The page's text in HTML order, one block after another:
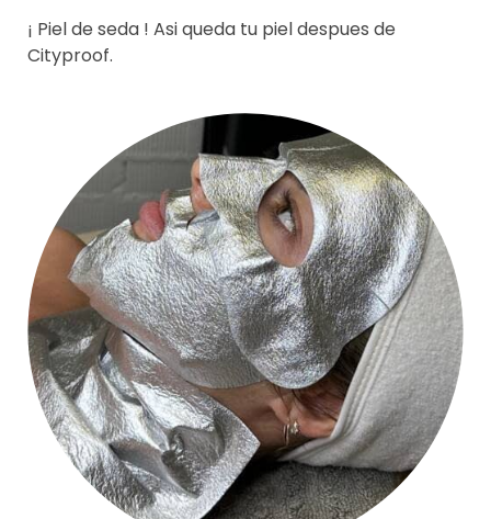
¡ Piel de seda ! Asi queda tu piel despues de
Cityproof.